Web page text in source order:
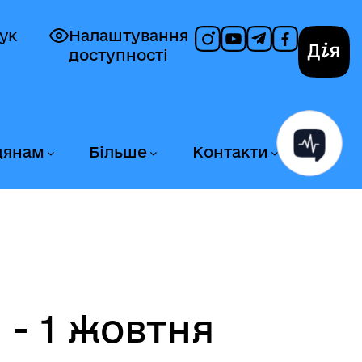
Налаштування
доступності
Більше Контакти
1 жовтня